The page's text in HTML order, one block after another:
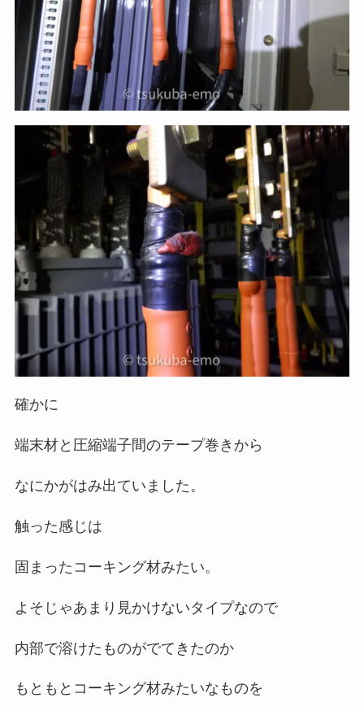
確かに
端末材と圧縮端子間のテープ巻きから
なにかがはみ出ていました。
触った感じは
固まったコーキング材みたい。
よそじゃあまり見かけないタイプなので
内部で溶けたものがでてきたのか
もともとコーキング材みたいなものを